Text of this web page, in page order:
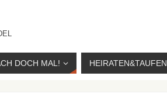
DOCH MAL! HEIRATEN&TAUFEN